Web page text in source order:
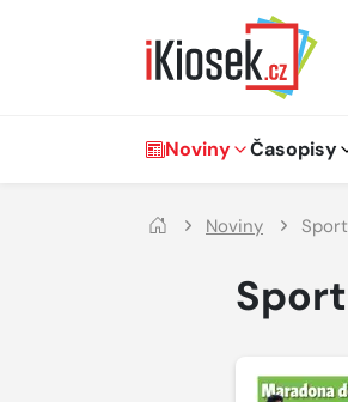
Hlavní navigace
Noviny Časopisy
Noviny Sport
Sport